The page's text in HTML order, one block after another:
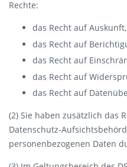
Rechte:
das Recht auf Auskunft,
das Recht auf
das Recht auf
das Recht auf
das Recht auf
(2) Sie haben zusätzlich das
Datenschutz-
personenbezogenen Daten